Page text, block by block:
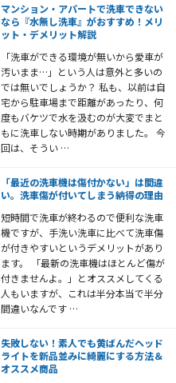
マンション・アパートで洗車できない
なら『水無し洗車』がおすすめ！メリ
ット・デメリット解説
「洗車ができる環境が無いから愛車が
汚いまま…」という人は意外と多いの
では無いでしょうか？ 私も、以前は自
宅から駐車場まで距離があったり、何
度もバケツで水を汲むのが大変でまと
もに洗車しない時期がありました。 今
回は、そうい …
「最近の洗車機は傷付かない」は間違
い。洗車傷が付いてしまう納得の理由
短時間で洗車が終わるので便利な洗車
機ですが、手洗い洗車に比べて洗車傷
が付きやすいというデメリットがあり
ます。 「最新の洗車機はほとんど傷が
付きませんよ。」とオススメしてくる
人もいますが、これは半分本当で半分
間違いなんです …
失敗しない！素人でも黄ばんだヘッド
ライトを新品並みに綺麗にする方法＆
オススメ商品